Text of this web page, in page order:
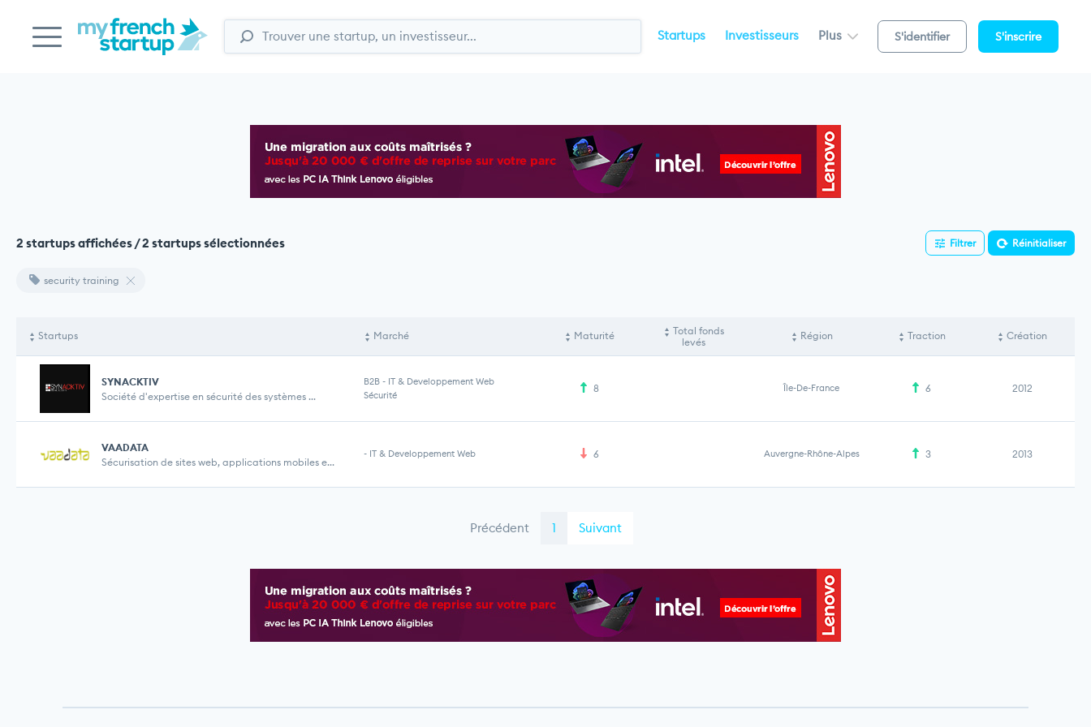
Startups Investisseurs Plus S'identifier S'inscrire
2 startups affichées / 2 startups sélectionnées Filtrer Réinitialiser
security training
Startups Marché Maturité
Total fonds
levés
Région Traction Création
SYNACKTIV
Société d'expertise en sécurité des systèmes ...
B2B - IT & Developpement Web
Sécurité
8 Île-De-France 6 2012
VAADATA
Sécurisation de sites web, applications mobiles e...
- IT & Developpement Web 6 Auvergne-Rhône-Alpes 3 2013
Précédent 1 Suivant